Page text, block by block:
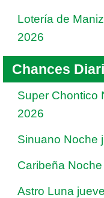
Lotería de
2026
Chances
Super Chontico
2026
Sinuano Noche
Caribeña
Astro Luna